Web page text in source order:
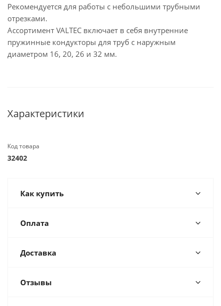
Рекомендуется для работы с небольшими трубными
отрезками.
Ассортимент VALTEC включает в себя внутренние
пружинные кондукторы для труб с наружным
диаметром 16, 20, 26 и 32 мм.
Характеристики
Код товара
32402
Как купить
Оплата
Доставка
Отзывы